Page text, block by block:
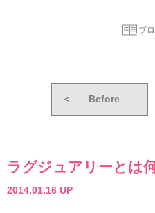
ブ
＜ Before
ラグジュアリーとは
2014.01.16 UP